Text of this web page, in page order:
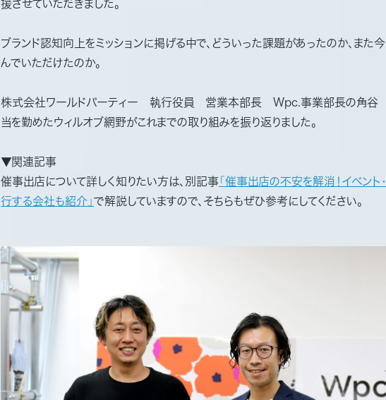
援させていただきました。
ブランド認知向上をミッションに掲げる中で、どういった課題があったのか、また
んでいただけたのか。
株式会社ワールドパーティー 執行役員 営業本部長 Wpc.事業部長の角谷
当を勤めたウィルオブ網野がこれまでの取り組みを振り返りました。
▼関連記事
催事出店について詳しく知りたい方は、別記事「催事出店の不安を解消！イベント
行する会社も紹介」で解説していますので、そちらもぜひ参考にしてください。